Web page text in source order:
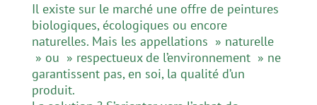
Il existe sur le marché une offre de peintures
biologiques, écologiques ou encore
naturelles. Mais les appellations » naturelle
» ou » respectueux de l’environnement » ne
garantissent pas, en soi, la qualité d’un
produit.